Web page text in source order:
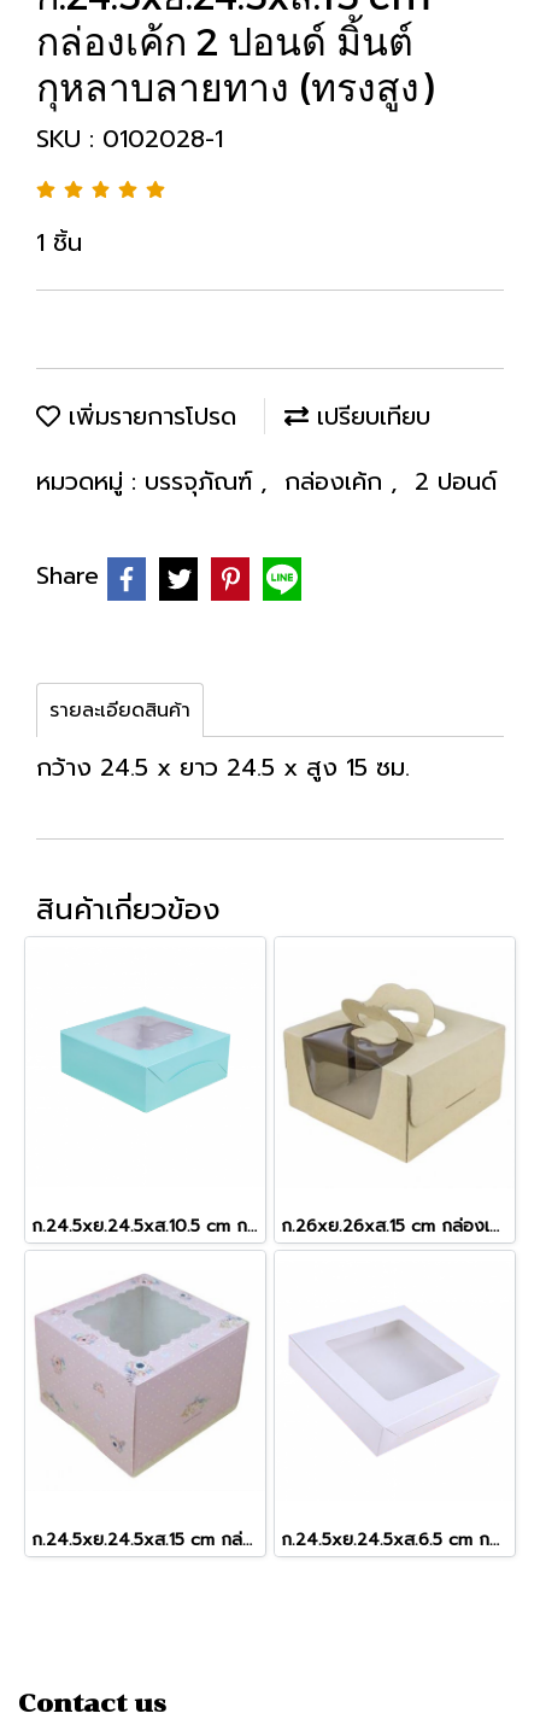
กล่องเค้ก 2 ปอนด์ มิ้นต์
กุหลาบลายทาง (ทรงสูง)
SKU : 0102028-1
1 ชิ้น
เพิ่มรายการโปรด
เปรียบเทียบ
หมวดหมู่ : บรรจุภัณฑ์ , กล่องเค้ก , 2 ปอนด์
Share
รายละเอียดสินค้า
กว้าง 24.5 x ยาว 24.5 x สูง 15 ซม.
สินค้าเกี่ยวข้อง
ก.24.5xย.24.5xส.10.5 cm กล่องเค้ก 2 ปอนด์ หน้าต่างกว้าง สีมินท์จุด ก.26xย.26xส.15 cm กล่องเค้กหูหิ้วลูกฟูก 2-4 ปอนด์
ก.24.5xย.24.5xส.15 cm กล่องเค้ก 2 ปอนด์ ชมพูดอกพิโอนี่ (ทรงสูง) ก.24.5xย.24.5xส.6.5 cm กล่องขาว (2ป.เตี้ย)
Contact us